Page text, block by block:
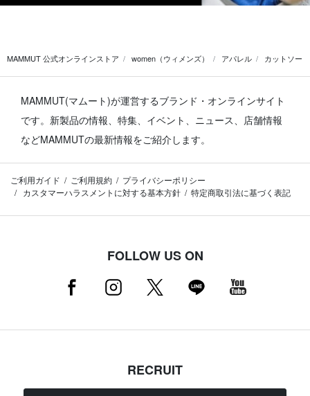
MAMMUT 公式オンラインストア women（ウィメンズ） アパレル カットソー
MAMMUT(マムート)が運営するブランド・オンラインサイト
です。 新製品の情報、特集、イベント、ニュース、店舗情報
などMAMMUTの最新情報をご紹介します。
ご利用ガイド ご利用規約
プライバシーポリシー
カスタマーハラスメントに対する基本方針
特定商取引法に基づく表記
FOLLOW US ON
RECRUIT